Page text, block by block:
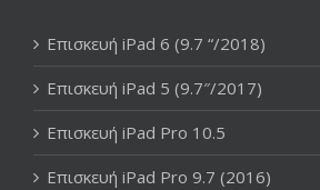
Επισκευή iPad 6 (9.7 “/2018)
Επισκευή iPad 5 (9.7″/2017)
Επισκευή iPad Pro 10.5
Επισκευή iPad Pro 9.7 (2016)